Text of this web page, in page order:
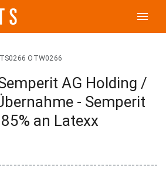
menu
OTW0266
AG Holding /
- Semperit
an Latexx